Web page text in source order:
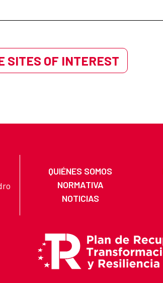
SITES OF INTEREST
QUIÉNES SOMOS
NORMATIVA
NOTICIAS